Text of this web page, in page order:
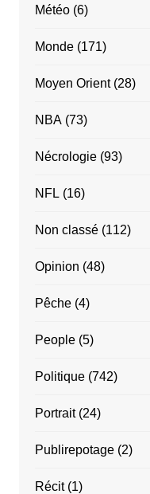
Météo(6)
Monde(171)
Moyen Orient(28)
NBA(73)
Nécrologie(93)
NFL (16)
Non classé(112)
Opinion (48)
Pêche(4)
People(5)
Politique(742)
Portrait(24)
Publirepotage(2)
Récit(1)